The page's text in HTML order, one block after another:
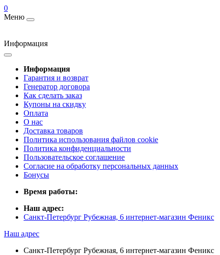
0
Меню
Информация
Информация
Гарантия и возврат
Генератор договора
Как сделать заказ
Купоны на скидку
Оплата
О нас
Доставка товаров
Политика использования файлов cookie
Политика конфиденциальности
Пользовательское соглашение
Согласие на обработку персональных данных
Бонусы
Время работы:
Наш адрес:
Санкт-Петербург Рубежная, 6 интернет-магазин Феникс
Наш адрес
Санкт-Петербург Рубежная, 6 интернет-магазин Феникс